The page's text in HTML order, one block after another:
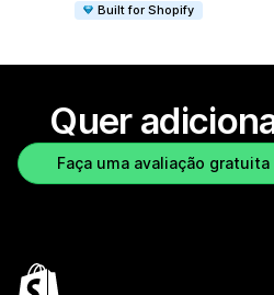
Built for Shopify
Quer
Faça uma avaliação